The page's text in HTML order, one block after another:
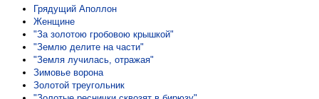
Грядущий Аполлон
Женщине
"За золотою гробовою крышкой"
"Землю делите на части"
"Земля лучилась, отражая"
Зимовье ворона
Золотой треугольник